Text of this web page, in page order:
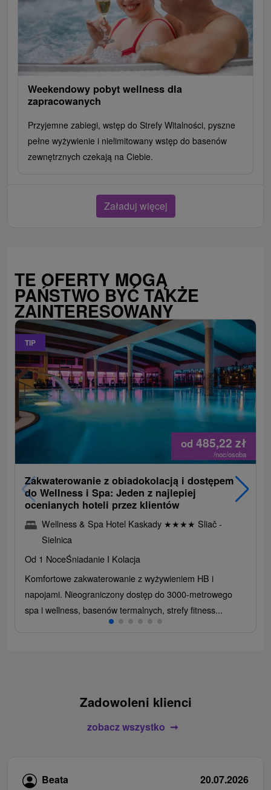
Weekendowy pobyt wellness dla
zapracowanych
Przyjemne zabiegi, wstęp do Strefy Witalności, pyszne
pełne wyżywienie i nielimitowany wstęp do basenów
zewnętrznych czekają na Ciebie.
Załaduj więcej
TE OFERTY MOGĄ
PAŃSTWO BYĆ TAKŻE
ZAINTERESOWANY
TIP
od 485,22 zł
/noc/osoba
Zakwaterowanie z obiadokolacją i dostępem
do Wellness i Spa: Jeden z najlepiej
ocenianych hoteli przez klientów
Wellness & Spa Hotel Kaskady ★★★★ Sliač -
Sielnica
Od 1 NoceŚniadanie I Kolacja
Komfortowe zakwaterowanie z wyżywieniem HB i
napojami. Nieograniczony dostęp do 3000-metrowego
spa i wellness, basenów termalnych, strefy fitness...
Zadowoleni klienci
zobacz wszystko
Beata 20.07.2026